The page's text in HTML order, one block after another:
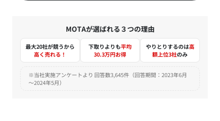
MOTAが選ばれる３つの理由
最大20社が競うから
高く売れる！
下取りよりも平均
30.3万円お得
やりとりするのは高
額上位3社のみ
※当社実施アンケートより 回答数3,645件（回答期間：2023年6月
～2024年5月）